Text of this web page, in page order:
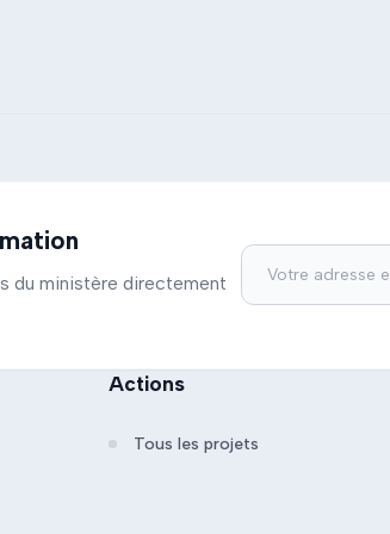
du ministère directement
Actions
Tous les projets